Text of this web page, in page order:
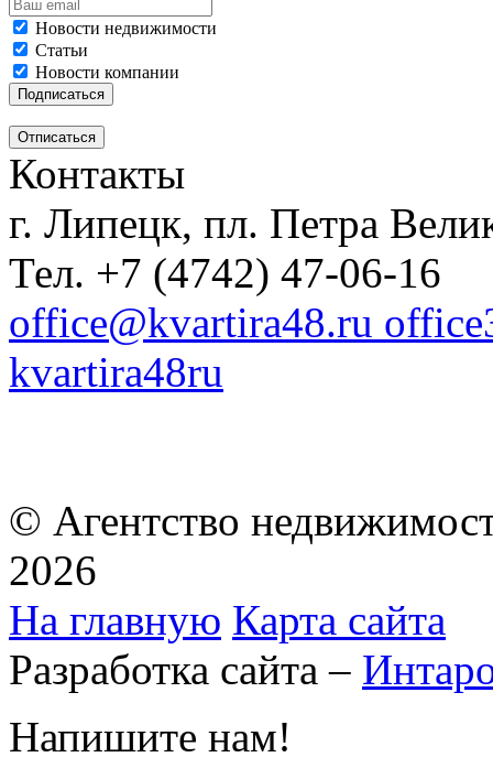
Новости недвижимости
Статьи
Новости компании
Контакты
г. Липецк, пл. Петра
Тел. +7 (4742) 47-06-16
office@kvartira48.ru
kvartira48ru
© Агентство
2026
На главную Карта сайта
Разработка сайта –
Напишите нам!